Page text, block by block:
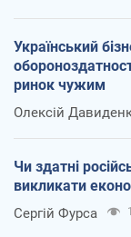
Український
ринок чужим
Олексій
Чи здатні
викликати
Сергій Фурса